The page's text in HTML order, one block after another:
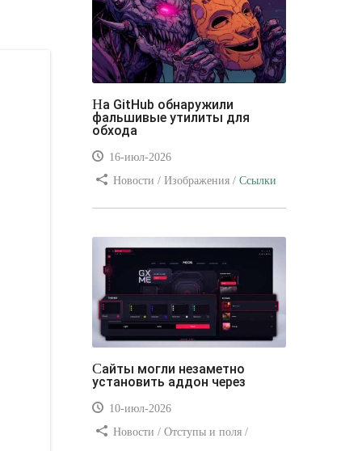
На GitHub обнаружили
фальшивые утилиты для
обхода
16-июл-2026
Новости / Изображения / Ссылки
Сайты могли незаметно
установить аддон через
10-июл-2026
Новости / Отступы и поля /